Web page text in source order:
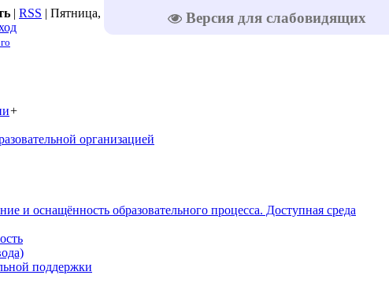
Версия для слабовидящих
| RSS | Пятница, 07.08.2026
+
организацией
и оснащённость образовательного процесса. Доступная среда
поддержки